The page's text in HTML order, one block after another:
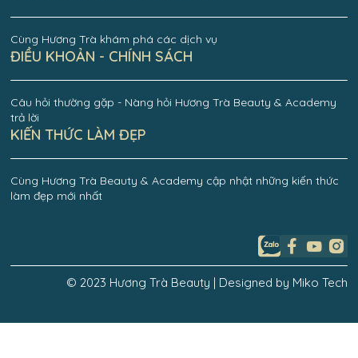
Cùng Hương Trà khám phá các dịch vụ
ĐIỀU KHOẢN - CHÍNH SÁCH
Câu hỏi thường gặp - Nàng hỏi Hương Trà Beauty & Academy
trả lời
KIẾN THỨC LÀM ĐẸP
Cùng Hương Trà Beauty & Academy cập nhật những kiến thức
làm đẹp mới nhất
© 2023 Hương Trà Beauty | Designed by Miko Tech